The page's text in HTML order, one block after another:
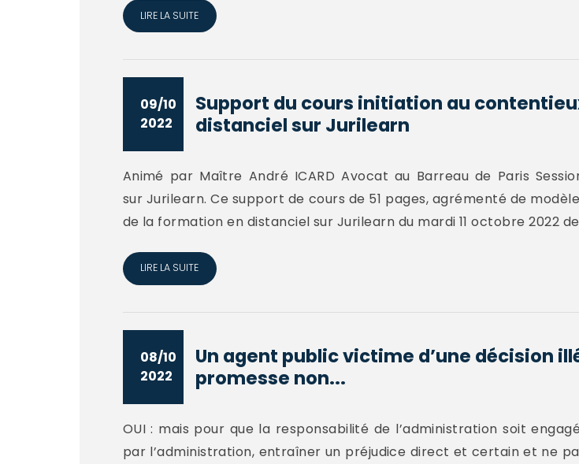
LIRE LA SUITE
09/10
2022
Support du cours initiation au
distanciel sur Jurilearn
Animé par Maître André ICARD Avocat au Barreau de Paris
sur Jurilearn. Ce support de cours de 51 pages, agrémenté de
de la formation en distanciel sur Jurilearn du mardi 11 octobre 2022 de
LIRE LA SUITE
08/10
2022
Un agent public victime d’une décision
promesse non...
OUI : mais pour que la responsabilité de l’administration soit
par l’administration, entraîner un préjudice direct et certain et ne